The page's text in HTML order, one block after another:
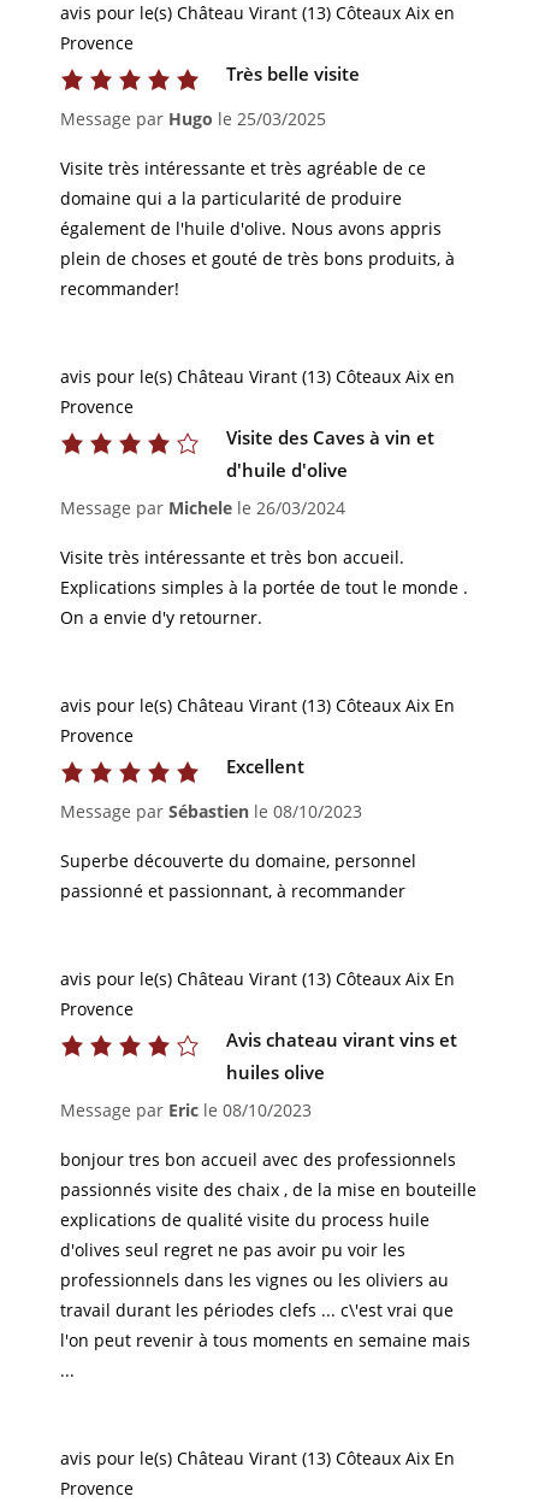
avis pour le(s) Château Virant (13) Côteaux Aix en
Provence
Très belle visite
Message par Hugo le 25/03/2025
Visite très intéressante et très agréable de ce
domaine qui a la particularité de produire
également de l'huile d'olive. Nous avons appris
plein de choses et gouté de très bons produits, à
recommander!
avis pour le(s) Château Virant (13) Côteaux Aix en
Provence
Visite des Caves à vin et
d'huile d'olive
Message par Michele le 26/03/2024
Visite très intéressante et très bon accueil.
Explications simples à la portée de tout le monde .
On a envie d'y retourner.
avis pour le(s) Château Virant (13) Côteaux Aix En
Provence
Excellent
Message par Sébastien le 08/10/2023
Superbe découverte du domaine, personnel
passionné et passionnant, à recommander
avis pour le(s) Château Virant (13) Côteaux Aix En
Provence
Avis chateau virant vins et
huiles olive
Message par Eric le 08/10/2023
bonjour tres bon accueil avec des professionnels
passionnés visite des chaix , de la mise en bouteille
explications de qualité visite du process huile
d'olives seul regret ne pas avoir pu voir les
professionnels dans les vignes ou les oliviers au
travail durant les périodes clefs ... c\'est vrai que
l'on peut revenir à tous moments en semaine mais
...
avis pour le(s) Château Virant (13) Côteaux Aix En
Provence